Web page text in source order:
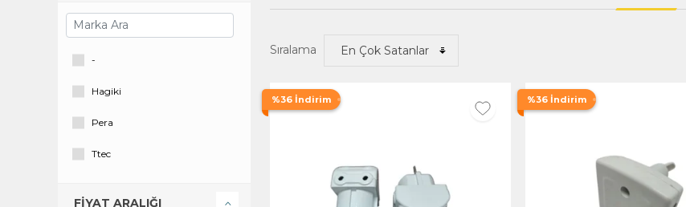
Sıralama
%36 İndirim %36 İndirim
-
Hagiki
Pera
Ttec
FİYAT ARALIĞI